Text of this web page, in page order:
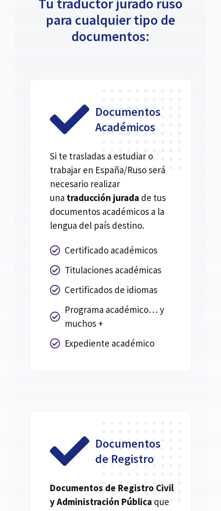
para cualquier tipo de
documentos:
Documentos
Académicos
Si te trasladas a estudiar o
trabajar en España/Ruso será
necesario realizar
una traducción jurada de tus
documentos académicos a la
lengua del país destino.
Certificado académicos
Titulaciones académicas
Certificados de idiomas
Programa académico… y
muchos +
Expediente académico
Documentos
de Registro
Documentos de Registro Civil
y Administración Pública que